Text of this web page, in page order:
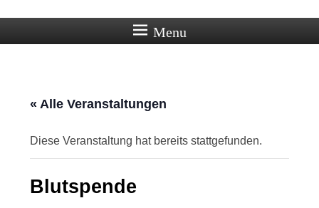
Menu
« Alle Veranstaltungen
Diese Veranstaltung hat bereits stattgefunden.
Blutspende